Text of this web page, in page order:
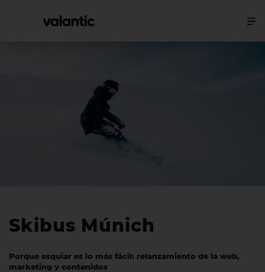
Skibus Múnich
Porque esquiar es lo más fácil: relanzamiento de la web,
marketing y contenidos